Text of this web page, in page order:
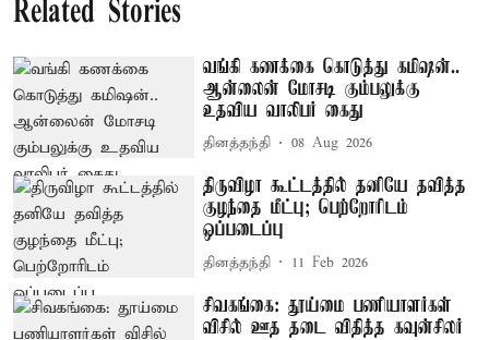
Related Stories
வங்கி கணக்கை கொடுத்து கமிஷன்..
ஆன்லைன் மோசடி கும்பலுக்கு
உதவிய வாலிபர் கைது
தினத்தந்தி 08 Aug 2026
திருவிழா கூட்டத்தில் தனியே தவித்த
குழந்தை மீட்பு; பெற்றோரிடம்
ஒப்படைப்பு
தினத்தந்தி 11 Feb 2026
சிவகங்கை: தூய்மை பணியாளர்கள்
விசில் ஊத தடை விதித்த கவுன்சிலர்